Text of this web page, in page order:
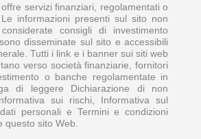
servizi finanziari, regolamentati o
informazioni presenti sul sito non
consigli di investimento
disseminate sul sito e accessibili
Tutti i link e i banner sui siti web
verso società finanziarie, fornitori
o banche regolamentate in
di leggere Dichiarazione di non
sui rischi, Informativa sul
personali e Termini e condizioni
questo sito Web.